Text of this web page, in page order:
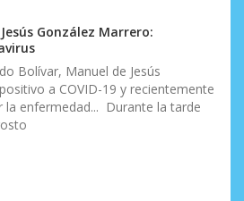
González Marrero:
Bolívar, Manuel de Jesús
a COVID-19 y recientemente
la enfermedad... Durante la tarde